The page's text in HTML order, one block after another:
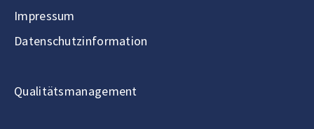
Impressum
Datenschutzinformation
Qualitätsmanagement